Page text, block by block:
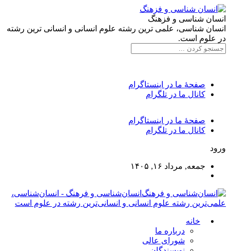
انسان شناسی و فزهنگ
انسان شناسی، علمی ترین رشته علوم انسانی و انسانی ترین رشته
در علوم است.
صفحۀ ما در اینستاگرام
کانال ما در تلگرام
صفحۀ ما در اینستاگرام
کانال ما در تلگرام
ورود
جمعه, مرداد ۱۶, ۱۴۰۵
انسان‌شناسی و فرهنگ - انسان‌شناسی،
علمی‌ترین رشته علوم انسانی و انسانی‌ترین رشته در علوم است
خانه
درباره ما
شورای عالی